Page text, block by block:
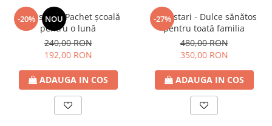
-20% NOU
20 gustări - Pachet școală
pentru o lună
240,00 RON
192,00 RON
ADAUGA IN COS
-27%
40 gustari - Dulce sănătos
pentru toată familia
480,00 RON
350,00 RON
ADAUGA IN COS